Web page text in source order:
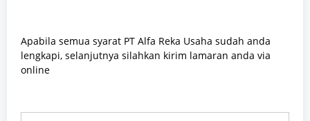
Apabila semua syarat PT Alfa Reka Usaha sudah anda
lengkapi, selanjutnya silahkan kirim lamaran anda via
online